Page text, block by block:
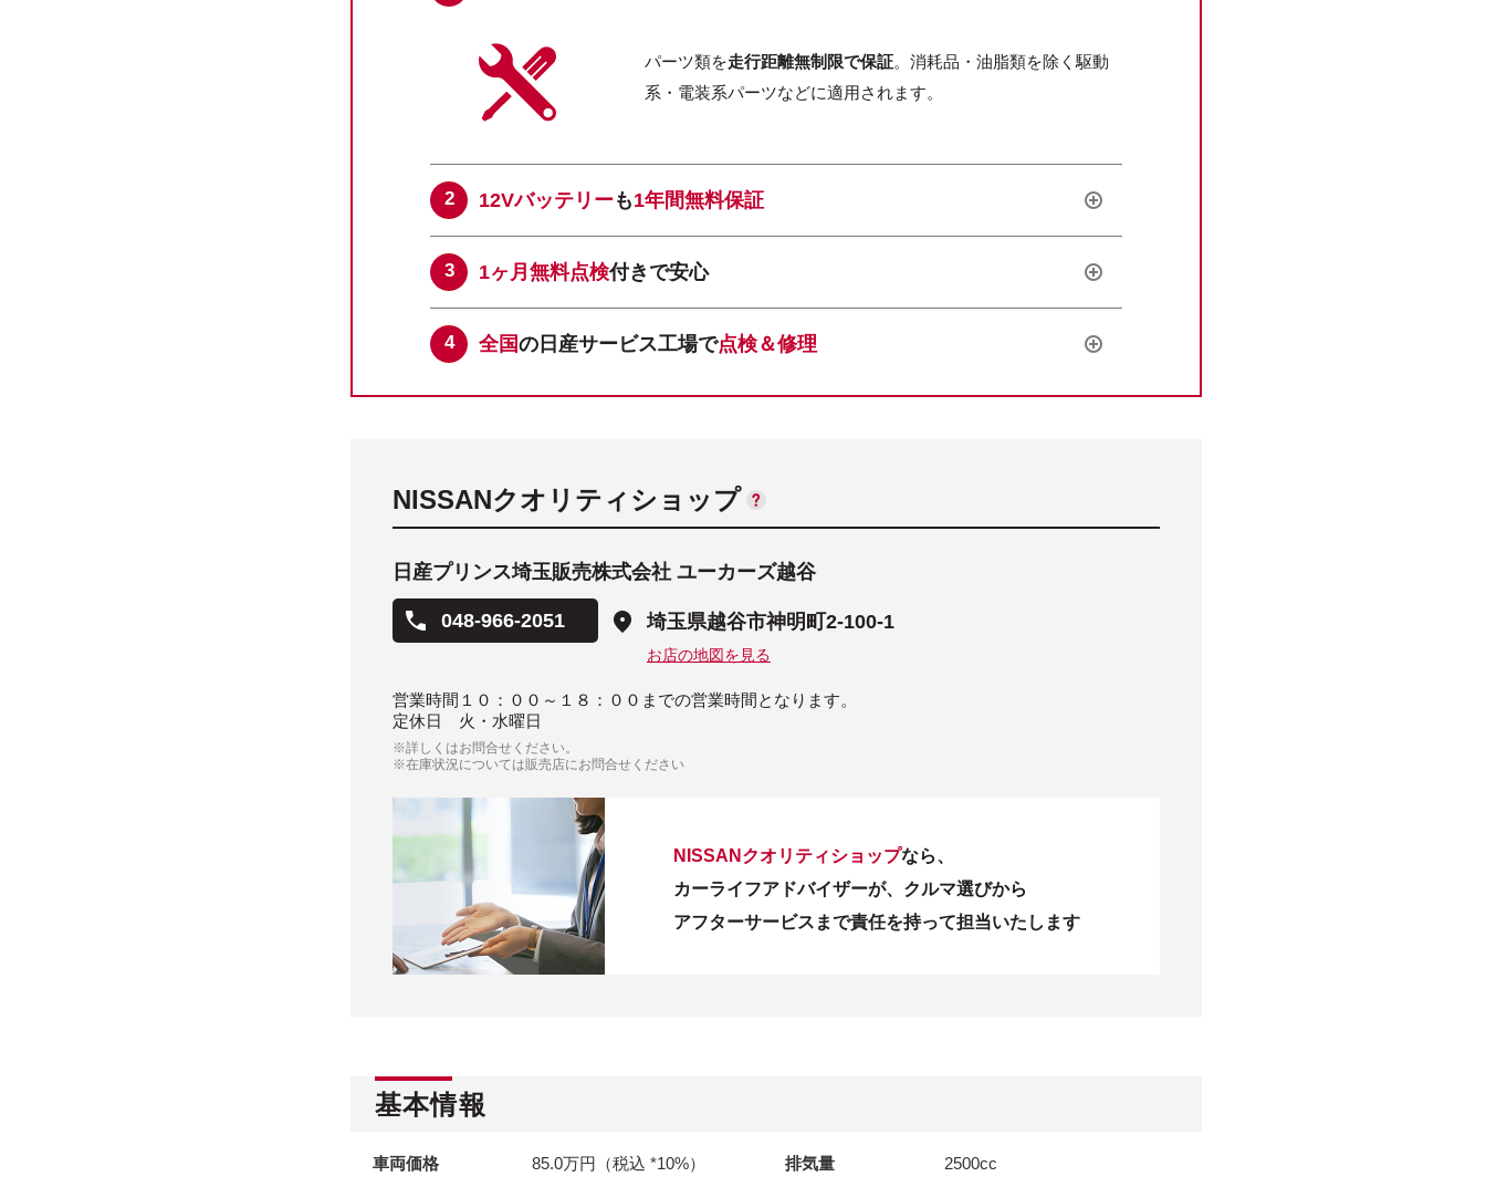
パーツ類を走行距離無制限で保証。消耗品・油脂類を除く駆動
系・電装系パーツなどに適用されます。
12Vバッテリーも1年間無料保証
1ヶ月無料点検付きで安心
全国の日産サービス工場で点検＆修理
NISSANクオリティショップ
日産プリンス埼玉販売株式会社 ユーカーズ越谷
048-966-2051 埼玉県越谷市神明町2-100-1
お店の地図を見る
営業時間 １０：００～１８：００までの営業時間となります。
定休日
火・水曜日
※詳しくはお問合せください。
※在庫状況については販売店にお問合せください
NISSANクオリティショップなら、
カーライフアドバイザーが、クルマ選びから
アフターサービスまで責任を持って担当いたします
基本情報
車両価格 85.0万円（税込 *10%） 排気量 2500cc